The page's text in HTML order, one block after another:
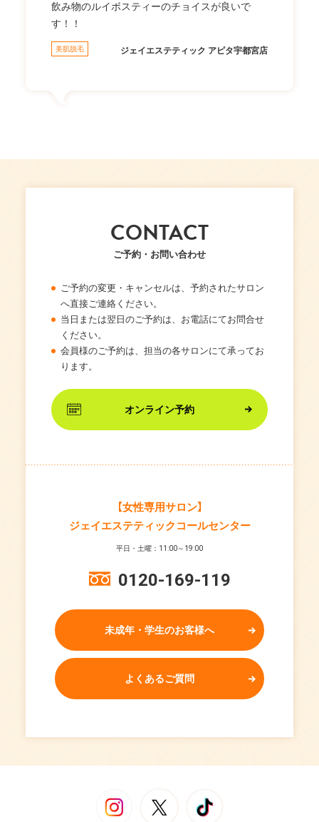
飲み物のルイボスティーのチョイスが良いで
す！！
美肌脱毛 ジェイエステティック アピタ宇都宮店
CONTACT
ご予約・お問い合わせ
ご予約の変更・キャンセルは、予約されたサロン
へ直接ご連絡ください。
当日または翌日のご予約は、お電話にてお問合せ
ください。
会員様のご予約は、担当の各サロンにて承ってお
ります。
オンライン予約
【女性専用サロン】
ジェイエステティックコールセンター
平日・土曜：11:00～19:00
0120-169-119
未成年・学生のお客様へ
よくあるご質問